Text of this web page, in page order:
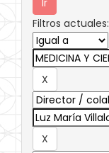
Filtros actuales: